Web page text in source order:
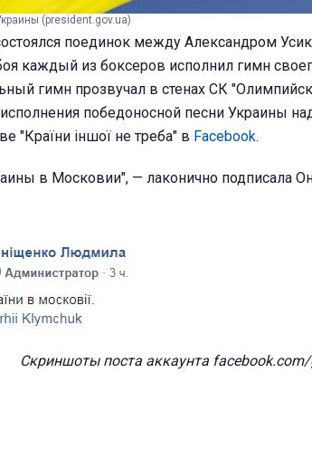
(president.gov.ua)
поединок между Александром
каждый из боксеров исполнил гимн
гимн прозвучал в стенах СК
победоносной песни Украины
"Країни іншої не треба" в Facebook.
в Московии", — лаконично подписала
Скриншоты поста аккаунта